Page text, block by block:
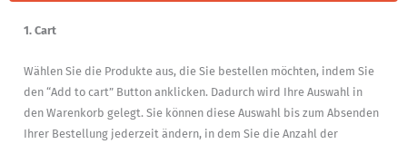
1. Cart
Wählen Sie die Produkte aus, die Sie bestellen möchten, indem Sie
den “Add to cart” Button anklicken. Dadurch wird Ihre Auswahl in
den Warenkorb gelegt. Sie können diese Auswahl bis zum Absenden
Ihrer Bestellung jederzeit ändern, in dem Sie die Anzahl der